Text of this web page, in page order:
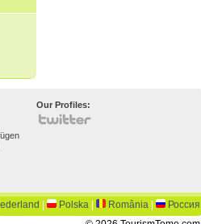
Our Profiles:
Polska România
Россия